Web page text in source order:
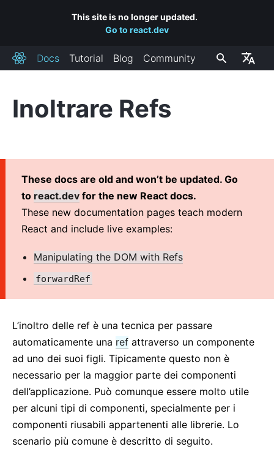
This site is no longer updated.
Go to react.dev
ReactDocs Tutorial Blog Community
Inoltrare Refs
These docs are old and won’t be updated. Go
to react.dev for the new React docs.
These new documentation pages teach modern
React and include live examples:
Manipulating the DOM with Refs
forwardRef
L’inoltro delle ref è una tecnica per passare
automaticamente una ref attraverso un componente
ad uno dei suoi figli. Tipicamente questo non è
necessario per la maggior parte dei componenti
dell’applicazione. Può comunque essere molto utile
per alcuni tipi di componenti, specialmente per i
componenti riusabili appartenenti alle librerie. Lo
scenario più comune è descritto di seguito.
INSTALLAZIONE
Aggiungere React Ad Un Sito
Creare una Nuova App React
Collegamenti a CDN
Canali di Rilascio
1. Hello World
2. Introduzione a JSX
3. Renderizzare Elementi
4. Componenti e Props
5. State e Lifecycle
6. Gestione degli Eventi
7. Renderizzazione Condizionale
8. Liste e Chiavi
9. Forms
10. Spostare lo stato
11. Composizione vs Ereditarità